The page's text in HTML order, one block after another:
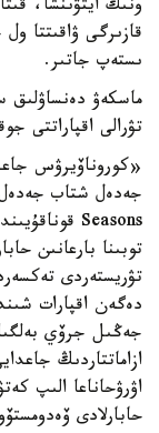
ونىڭ ايتۋىنشا،
قازىرگى ۋاقىتتا
ىستەپ جاتىر.
ماسكەۋ دەنساۋلىق
تۋرالى اقپاراتتى
«كوروناۆيرۋس
توبىنا بارعانىن
تۋريستەردى
دەگەن اقپارات
جەڭىل جرۆي
ازاماتتاردىڭ
اۋرۋحاناعا الىپ
حابارلادى